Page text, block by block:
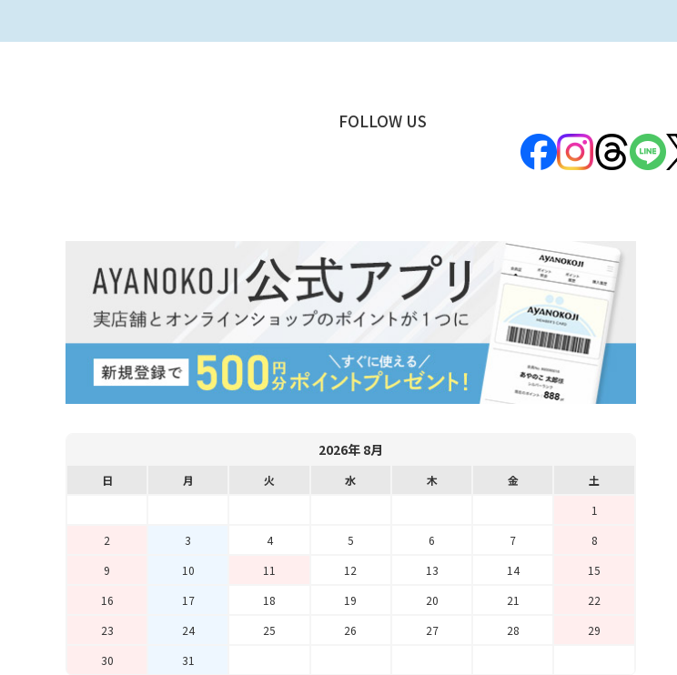
FOLLOW US
2026年 8月
日 月 火 水 木 金
土
1
2
3 4 5 6 7
8
9
10 11 12 13 14
15
16
17 18 19 20 21
22
23
24 25 26 27 28
29
30
31